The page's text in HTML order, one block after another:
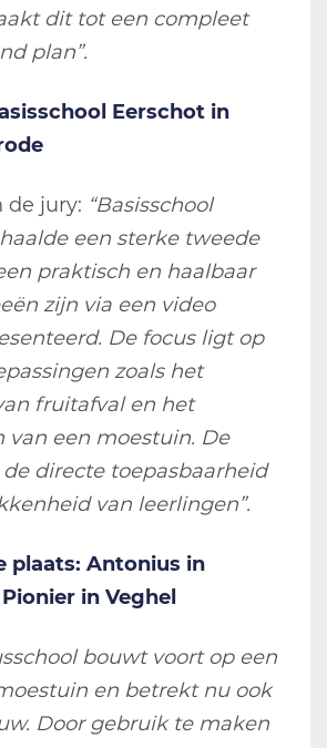
dit tot een compleet
plan”.
Eerschot in
de jury: “Basisschool
een sterke tweede
praktisch en haalbaar
zijn via een video
De focus ligt op
zoals het
fruitafval en het
van een moestuin. De
directe toepasbaarheid
van leerlingen”.
plaats: Antonius in
in Veghel
bouwt voort op een
en betrekt nu ook
Door gebruik te maken